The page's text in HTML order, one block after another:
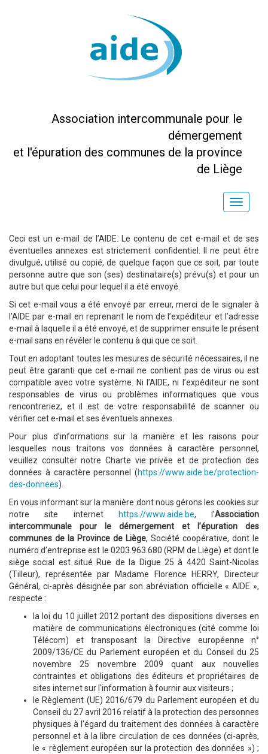
Association intercommunale pour le
démergement
et l'épuration des communes de la province
de Liège
Toggle
Ceci est un e-mail de l’AIDE. Le contenu de cet e-mail et de ses
éventuelles annexes est strictement confidentiel. Il ne peut être
divulgué, utilisé ou copié, de quelque façon que ce soit, par toute
personne autre que son (ses) destinataire(s) prévu(s) et pour un
autre but que celui pour lequel il a été envoyé.
Si cet e-mail vous a été envoyé par erreur, merci de le signaler à
l’AIDE par e-mail en reprenant le nom de l’expéditeur et l’adresse
e-mail à laquelle il a été envoyé, et de supprimer ensuite le présent
e-mail sans en révéler le contenu à qui que ce soit.
Tout en adoptant toutes les mesures de sécurité nécessaires, il ne
peut être garanti que cet e-mail ne contient pas de virus ou est
compatible avec votre système. Ni l’AIDE, ni l’expéditeur ne sont
responsables de virus ou problèmes informatiques que vous
rencontreriez, et il est de votre responsabilité de scanner ou
vérifier cet e-mail et ses éventuels annexes.
Pour plus d’informations sur la manière et les raisons pour
lesquelles nous traitons vos données à caractère personnel,
veuillez consulter notre Charte vie privée et de protection des
données à caractère personnel (https://www.aide.be/protection-
des-donnees).
En vous informant sur la manière dont nous gérons les cookies sur
notre site internet
https://www.aide.be, l’Association
intercommunale pour le démergement et l’épuration des
communes de la Province de Liège, Société coopérative, dont le
numéro d’entreprise est le 0203.963.680 (RPM de Liège) et dont le
siège social est situé Rue de la Digue 25 à 4420 Saint-Nicolas
(Tilleur), représentée par Madame Florence HERRY, Directeur
Général, ci-après désignée par son abréviation officielle « AIDE »,
respecte :
la loi du 10 juillet 2012 portant des dispositions diverses en
matière de communications électroniques (cité comme loi
Télécom) et transposant la Directive européenne n°
2009/136/CE du Parlement européen et du Conseil du 25
novembre 25 novembre 2009 quant aux nouvelles
contraintes et obligations des éditeurs et propriétaires de
sites internet sur l'information à fournir aux visiteurs ;
le Règlement (UE) 2016/679 du Parlement européen et du
Conseil du 27 avril 2016 relatif à la protection des personnes
physiques à l'égard du traitement des données à caractère
personnel et à la libre circulation de ces données (ci-après,
le « règlement européen sur la protection des données ») ;